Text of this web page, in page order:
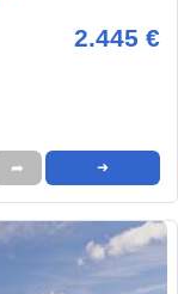
2.445 €
➦ ➜